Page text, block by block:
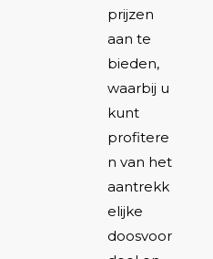
prijzen
aan te
bieden,
waarbij u
kunt
profitere
n van het
aantrekk
elijke
doosvoor